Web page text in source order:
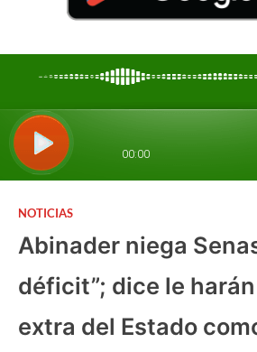
NOTICIAS
Abinader niega
déficit”; dice le
extra del Estado